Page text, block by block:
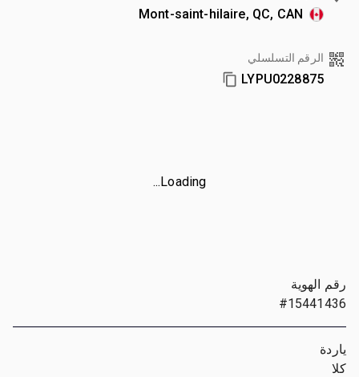
Mont-saint-hilaire, QC, CAN
الرقم التسلسلي
LYPU0228875
Loading...
رقم الهوية
#15441436
ياردة
كلا